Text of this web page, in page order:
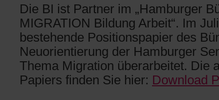
Die BI ist Partner im „Hamburger
MIGRATION Bildung Arbeit“. Im
bestehende Positionspapier des
Neuorientierung der Hamburger
Thema Migration überarbeitet. Die
Papiers finden Sie hier: Download